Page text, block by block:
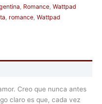
Romance Wattpad
romance Wattpad
Creo que nunca antes
claro es que, cada vez